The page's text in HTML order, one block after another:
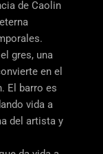
de Caolin
gres, una
en el
El barro es
vida a
del artista y